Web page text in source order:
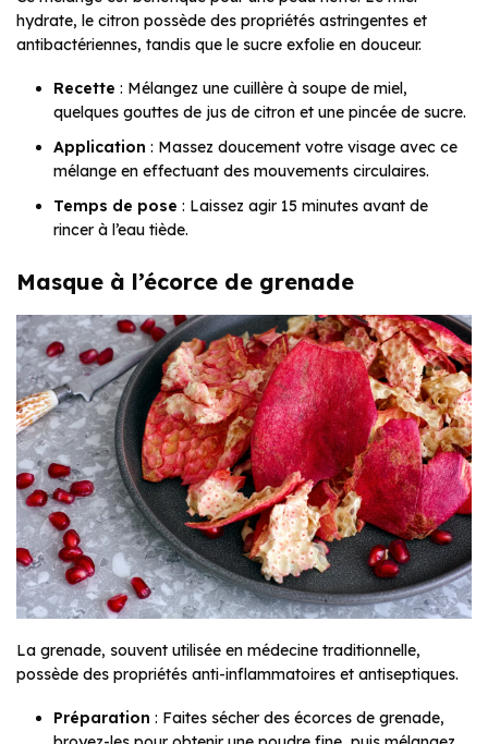
hydrate, le citron possède des propriétés astringentes et
antibactériennes, tandis que le sucre exfolie en douceur.
Recette : Mélangez une cuillère à soupe de miel,
quelques gouttes de jus de citron et une pincée de sucre.
Application : Massez doucement votre visage avec ce
mélange en effectuant des mouvements circulaires.
Temps de pose : Laissez agir 15 minutes avant de
rincer à l’eau tiède.
Masque à l’écorce de grenade
La grenade, souvent utilisée en médecine traditionnelle,
possède des propriétés anti-inflammatoires et antiseptiques.
Préparation : Faites sécher des écorces de grenade,